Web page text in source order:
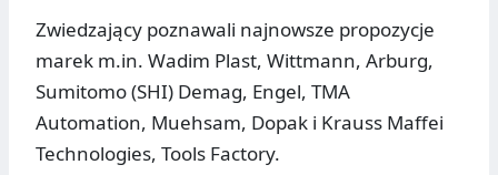
Zwiedzający poznawali najnowsze propozycje
marek m.in. Wadim Plast, Wittmann, Arburg,
Sumitomo (SHI) Demag, Engel, TMA
Automation, Muehsam, Dopak i Krauss Maffei
Technologies, Tools Factory.